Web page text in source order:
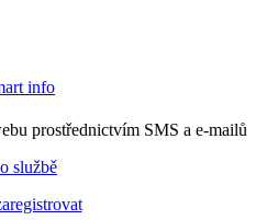
prostřednictvím SMS a e-mailů
službě